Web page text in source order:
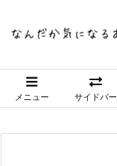
メニュー サイドバー